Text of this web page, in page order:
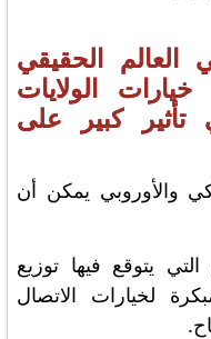
الحقيقي
الولايات
تأثير كبير على
والأوروبي يمكن أن
يتوقع فيها توزيع
لخيارات الاتصال